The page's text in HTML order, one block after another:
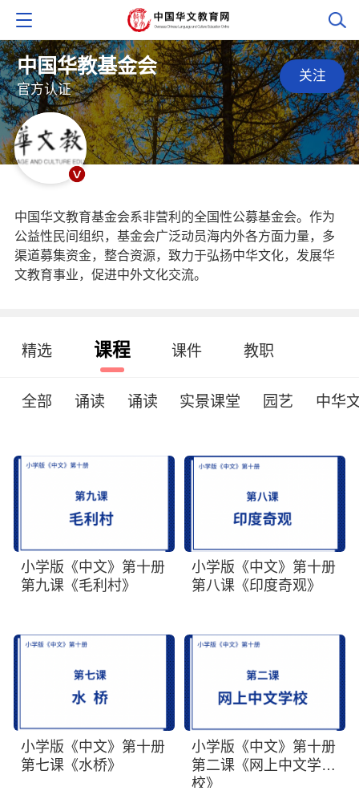
中国华教基金会
官方认证
中国华文教育基金会系非营利的全国性公募基金会。作为
公益性民间组织，基金会广泛动员海内外各方面力量，多
渠道募集资金，整合资源，致力于弘扬中华文化，发展华
文教育事业，促进中外文化交流。
关注
精选 课程 课件 教职
全部 诵读 诵读 实景课堂 园艺 中华
小学版《中文》第十册
第九课《毛利村》
小学版《中文》第十册
第八课《印度奇观》
小学版《中文》第十册
第七课《水桥》
小学版《中文》第十册
第二课《网上中文学
校》